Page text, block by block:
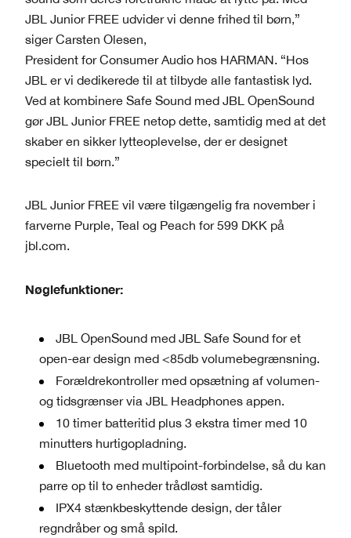
JBL Junior FREE udvider vi denne frihed til børn,”
siger Carsten Olesen,
President for Consumer Audio hos HARMAN. “Hos
JBL er vi dedikerede til at tilbyde alle fantastisk lyd.
Ved at kombinere Safe Sound med JBL OpenSound
gør JBL Junior FREE netop dette, samtidig med at det
skaber en sikker lytteoplevelse, der er designet
specielt til børn.”
JBL Junior FREE vil være tilgængelig fra november i
farverne Purple, Teal og Peach for 599 DKK på
jbl.com.
Nøglefunktioner:
JBL OpenSound med JBL Safe Sound for et
open-ear design med <85db volumebegrænsning.
Forældrekontroller med opsætning af volumen-
og tidsgrænser via JBL Headphones appen.
10 timer batteritid plus 3 ekstra timer med 10
minutters hurtigopladning.
Bluetooth med multipoint-forbindelse, så du kan
parre op til to enheder trådløst samtidig.
IPX4 stænkbeskyttende design, der tåler
regndråber og små spild.